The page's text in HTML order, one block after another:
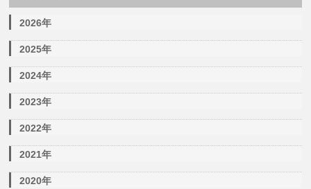
2026年
2025年
2024年
2023年
2022年
2021年
2020年